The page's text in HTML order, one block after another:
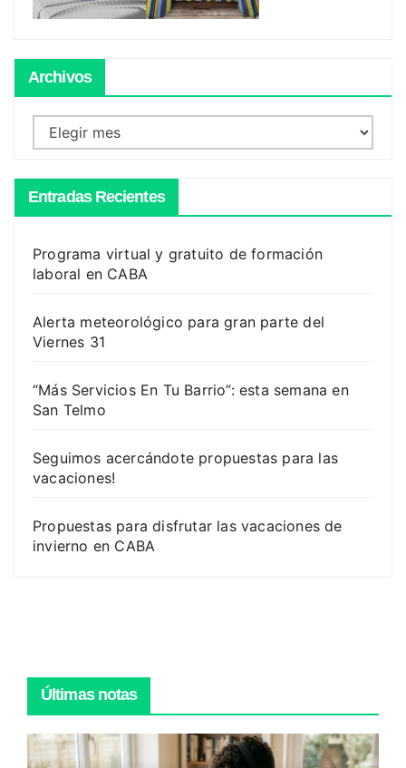
Archivos
Archivos
Entradas Recientes
Programa virtual y gratuito de formación
laboral en CABA
Alerta meteorológico para gran parte del
Viernes 31
“Más Servicios En Tu Barrio”: esta semana en
San Telmo
Seguimos acercándote propuestas para las
vacaciones!
Propuestas para disfrutar las vacaciones de
invierno en CABA
Últimas notas